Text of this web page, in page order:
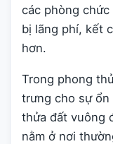
các phòng
bị lãng phí, kết
hơn.
Trong phong
trưng cho sự ổn
thửa đất vuông
nằm ở nơi